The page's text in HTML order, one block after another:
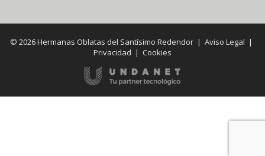
© 2026 Hermanas Oblatas del Santísimo Redendor |Aviso Legal |
Privacidad | Cookies